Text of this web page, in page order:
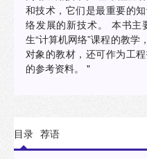
和技术，它们是最重要的
络发展的新技术。 本书主
生“计算机网络”课程的教
对象的教材，还可作为工
的参考资料。 "
目录 荐语